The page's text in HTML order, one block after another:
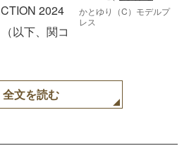
かとゆり（C）モデルプ
レス
2024
以下、関コ
全文を読む